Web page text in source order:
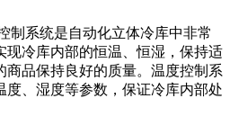
制系统是自动化立体冷库中非常
现冷库内部的恒温、恒湿，保持适
商品保持良好的质量。温度控制系
度、湿度等参数，保证冷库内部处